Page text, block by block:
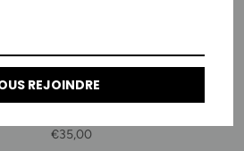
Prix habituel
€35,00
REJOINDRE